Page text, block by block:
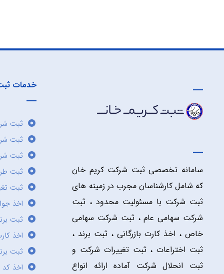
سامانه تخصصی ثبت شرکت کریم خان
که شامل کارشناسان مجرب در زمینه های
ثبت شرکت با مسئولیت محدود ، ثبت
شرکت سهامی عام ، ثبت شرکت سهامی
خاص ، اخذ کارت بازرگانی ، ثبت برند ،
ثبت اختراعات ، ثبت تغییرات شرکت و
ثبت انحلال شرکت آماده ارائه انواع
خدمات
ثبت
ثبت
ثبت
ثبت
ثبت
اخذ
ثبت
اخذ
ثبت
اخذ کد